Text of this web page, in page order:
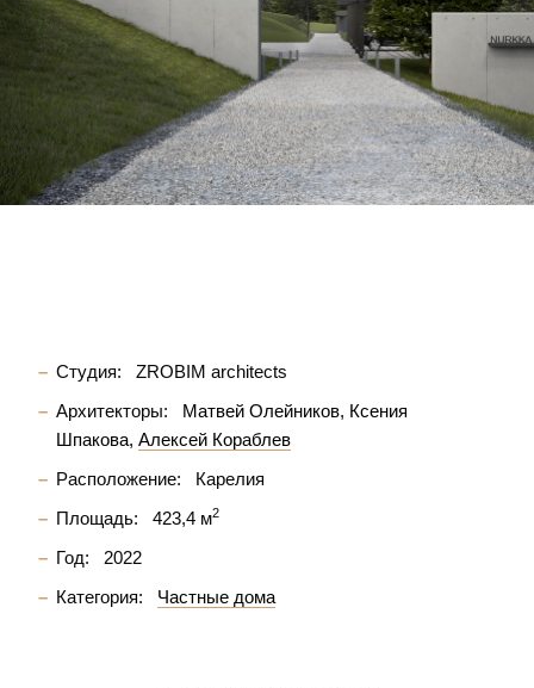
Студия:
ZROBIM architects
Архитекторы:
Матвей Олейников Ксения
Шпакова Алексей Кораблев
Расположение:
Карелия
Площадь:
423,4 м2
Год:
2022
Категория:
Частные дома